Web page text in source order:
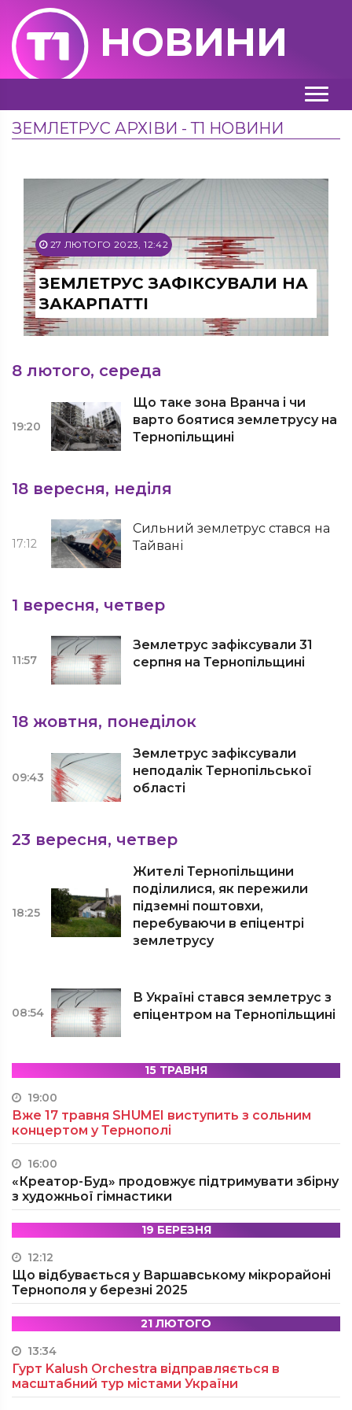
НОВИНИ
ЗЕМЛЕТРУС АРХІВИ - Т1 НОВИНИ
27 ЛЮТОГО 2023, 12:42
ЗЕМЛЕТРУС ЗАФІКСУВАЛИ НА
ЗАКАРПАТТІ
8 лютого, середа
19:20
Що таке зона Вранча і чи
варто боятися землетрусу на
Тернопільщині
18 вересня, неділя
17:12
Сильний землетрус стався на
Тайвані
1 вересня, четвер
11:57
Землетрус зафіксували 31
серпня на Тернопільщині
18 жовтня, понеділок
09:43
Землетрус зафіксували
неподалік Тернопільської
області
23 вересня, четвер
18:25
Жителі Тернопільщини
поділилися, як пережили
підземні поштовхи,
перебуваючи в епіцентрі
землетрусу
08:54
В Україні стався землетрус з
епіцентром на Тернопільщині
15 ТРАВНЯ
19:00
Вже 17 травня SHUMEI виступить з сольним
концертом у Тернополі
16:00
«Креатор-Буд» продовжує підтримувати збірну
з художньої гімнастики
19 БЕРЕЗНЯ
12:12
Що відбувається у Варшавському мікрорайоні
Тернополя у березні 2025
21 ЛЮТОГО
13:34
Гурт Kalush Orchestra відправляється в
масштабний тур містами України